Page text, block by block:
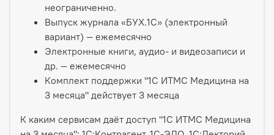
неограниченно.
Выпуск журнала «БУХ.1С» (электронный
вариант) — ежемесячно
Электронные книги, аудио- и видеозаписи и
др. — ежемесячно
Комплект поддержки "1С ИТМС Медицина на
3 месяца" действует 3 месяца
К каким сервисам даёт доступ "1С ИТМС Медицина